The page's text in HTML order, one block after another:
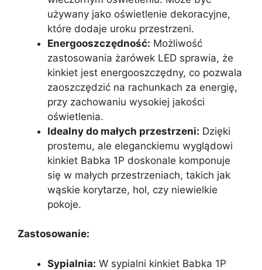
używany jako oświetlenie dekoracyjne,
które dodaje uroku przestrzeni.
Energooszczędność: Możliwość
zastosowania żarówek LED sprawia, że
kinkiet jest energooszczędny, co pozwala
zaoszczędzić na rachunkach za energię,
przy zachowaniu wysokiej jakości
oświetlenia.
Idealny do małych przestrzeni: Dzięki
prostemu, ale eleganckiemu wyglądowi
kinkiet Babka 1P doskonale komponuje
się w małych przestrzeniach, takich jak
wąskie korytarze, hol, czy niewielkie
pokoje.
Zastosowanie:
Sypialnia: W sypialni kinkiet Babka 1P